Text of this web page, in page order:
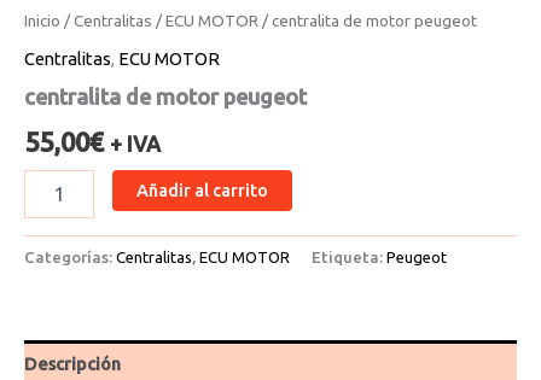
Inicio /Centralitas /ECU MOTOR/ centralita de motor peugeot
Centralitas, ECU MOTOR
centralita de motor peugeot
55,00€ + IVA
Añadir al carrito
Categorías: Centralitas, ECU MOTOR Etiqueta: Peugeot
Descripción